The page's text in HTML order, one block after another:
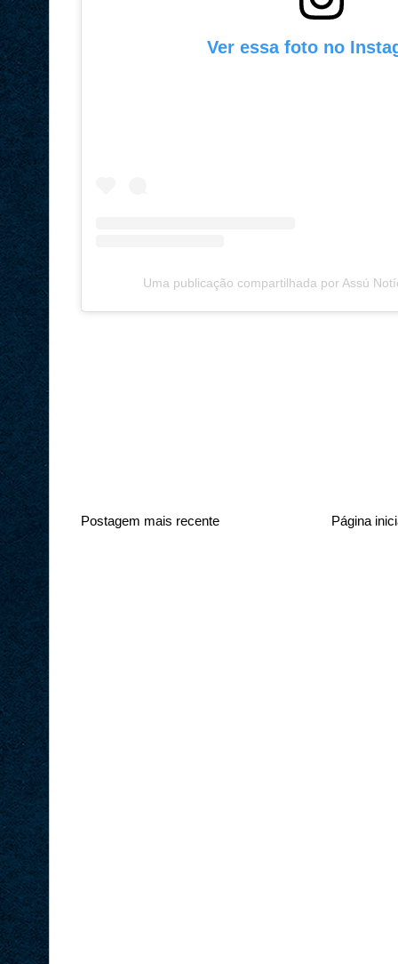
Ver essa foto no
Uma publicação compartilhada por Assú
Postagem mais recente Página